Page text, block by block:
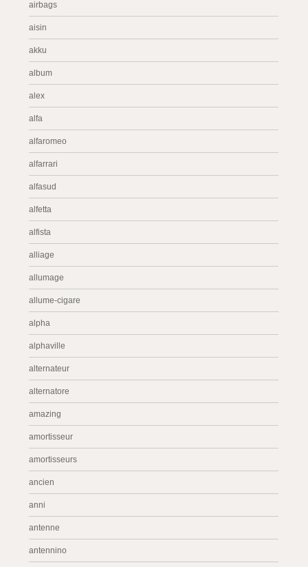
airbags
aisin
akku
album
alex
alfa
alfaromeo
alfarrari
alfasud
alfetta
alfista
alliage
allumage
allume-cigare
alpha
alphaville
alternateur
alternatore
amazing
amortisseur
amortisseurs
ancien
anni
antenne
antennino